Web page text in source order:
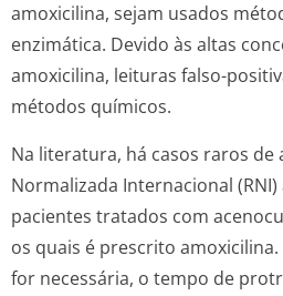
amoxicilina, sejam usados
enzimática. Devido às altas
amoxicilina, leituras falso-
métodos químicos.
Na literatura, há casos raros de
Normalizada Internacional
pacientes tratados com
os quais é prescrito
for necessária, o tempo de